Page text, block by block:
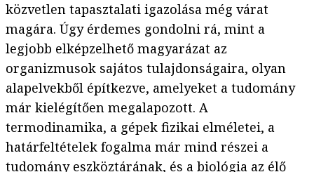
közvetlen tapasztalati igazolása még várat
magára. Úgy érdemes gondolni rá, mint a
legjobb elképzelhető magyarázat az
organizmusok sajátos tulajdonságaira, olyan
alapelvekből építkezve, amelyeket a tudomány
már kielégítően megalapozott. A
termodinamika, a gépek fizikai elméletei, a
határfeltételek fogalma már mind részei a
tudomány eszköztárának, és a biológia az élő